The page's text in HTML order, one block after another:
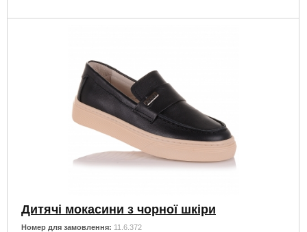
Дитячі мокасини з чорної шкіри
Номер для замовлення: 11.6.372